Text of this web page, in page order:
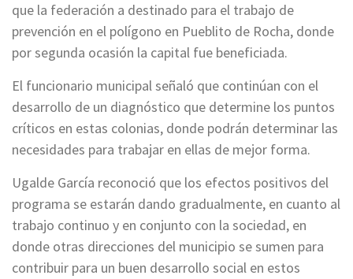
que la federación a destinado para el trabajo de
prevención en el polígono en Pueblito de Rocha, donde
por segunda ocasión la capital fue beneficiada.
El funcionario municipal señaló que continúan con el
desarrollo de un diagnóstico que determine los puntos
críticos en estas colonias, donde podrán determinar las
necesidades para trabajar en ellas de mejor forma.
Ugalde García reconoció que los efectos positivos del
programa se estarán dando gradualmente, en cuanto al
trabajo continuo y en conjunto con la sociedad, en
donde otras direcciones del municipio se sumen para
contribuir para un buen desarrollo social en estos